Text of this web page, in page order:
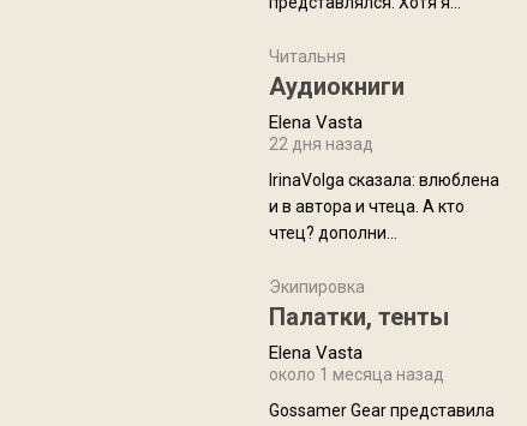
краешек, но все же схватила
ауру штата, как-то он меня
природа, мягкие
такая как бы переходная
ступень между привычной
нам Индией и остальными
надеюсь увидеть.
Читальня
Аудиокниги
Elena Vasta
22 дня назад
IrinaVolga сказалa: влюблена
и в автора и чтеца. А кто
чтец? дополни
Экипировка
Палатки, тенты
Elena Vasta
около 1 месяца назад
Gossamer Gear представила